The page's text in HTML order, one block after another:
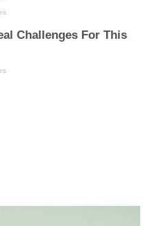
Challenges For This